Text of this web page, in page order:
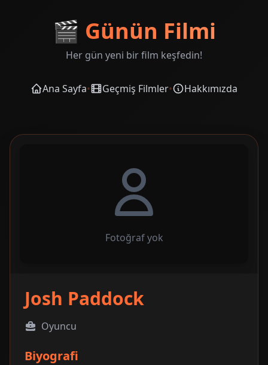
🎬 Günün Filmi
Her gün yeni bir film keşfedin!
Ana Sayfa• Geçmiş Filmler• Hakkımızda
Fotoğraf yok
Josh Paddock
Oyuncu
Biyografi